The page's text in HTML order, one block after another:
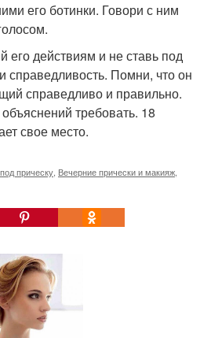
его ботинки. Говори с ним
его действиям и не ставь под
справедливость. Помни, что он
справедливо и правильно.
требовать. 18
свое место.
прическу Вечерние прически и макияж